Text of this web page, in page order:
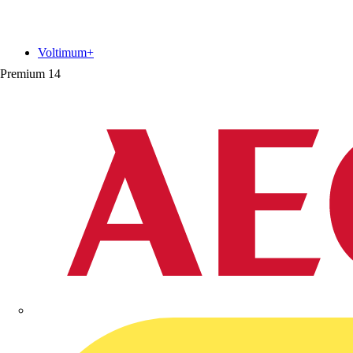
Premium 14
Voltimum+